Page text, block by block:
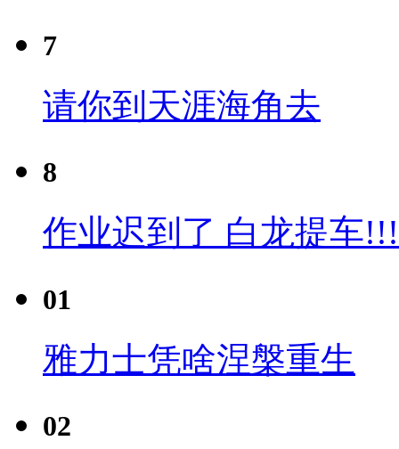
7
请你到天涯海角去
8
作业迟到了 白龙提车
01
雅力士凭啥涅槃重生
02